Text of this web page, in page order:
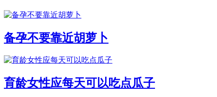
备孕不要靠近胡萝卜
育龄女性应每天可以吃点瓜子